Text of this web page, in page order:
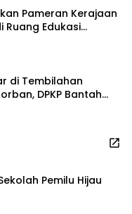
Pameran Kerajaan
Ruang Edukasi
di Tembilahan
DPKP Bantah
Pemilu Hijau